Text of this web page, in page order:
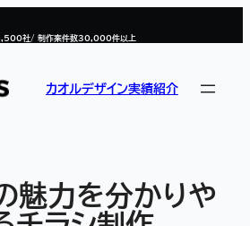
社/ 制作案件数30,000件以上
カオルデザイン実績紹介
魅力を分かりや